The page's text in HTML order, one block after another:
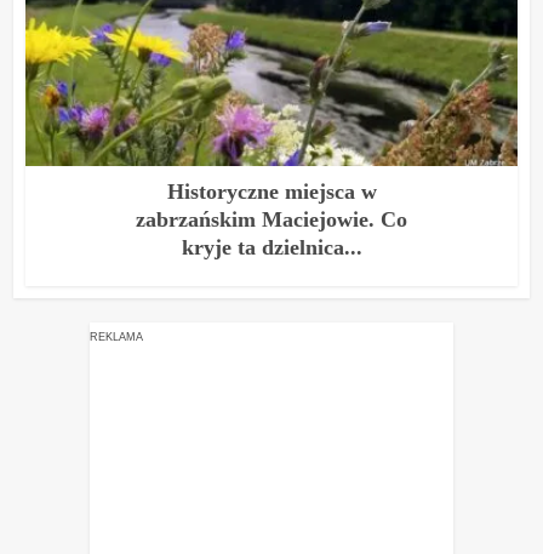
Historyczne miejsca w
zabrzańskim Maciejowie. Co
kryje ta dzielnica...
REKLAMA